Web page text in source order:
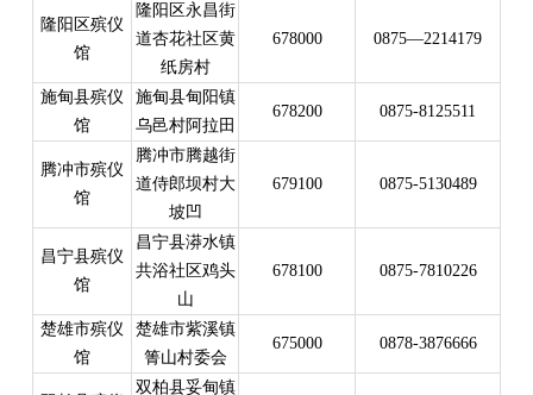
隆阳区殡仪
馆
隆阳区永昌街
道杏花社区黄
纸房村
678000 0875—2214179
施甸县殡仪
馆
施甸县甸阳镇
乌邑村阿拉田
678200 0875-8125511
腾冲市殡仪
馆
腾冲市腾越街
道侍郎坝村大
坡凹
679100 0875-5130489
昌宁县殡仪
馆
昌宁县漭水镇
共浴社区鸡头
山
678100 0875-7810226
楚雄市殡仪
馆
楚雄市紫溪镇
箐山村委会
675000 0878-3876666
双柏县妥甸镇